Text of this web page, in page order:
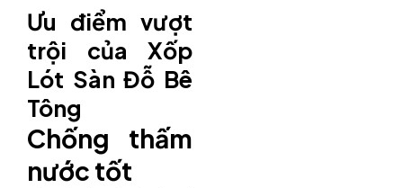
Ưu điểm vượt
trội của Xốp
Lót Sàn Đỗ Bê
Tông
Chống thấm
nước tốt